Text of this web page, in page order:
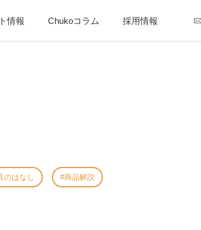
情報 Chukoコラム 採用情報
のはなし 商品解説